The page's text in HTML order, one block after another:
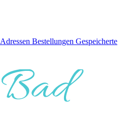
Adressen Bestellungen Gespeicherte